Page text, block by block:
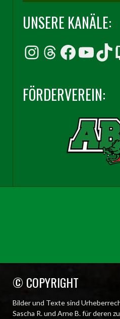
UNSERE KANÄLE:
Instagram
Threads
FÖRDERVEREIN:
© COPYRIGHT
Bilder und Texte sind
Sascha R. und Arne B. für deren